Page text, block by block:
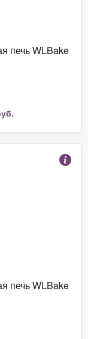
печь WLBake
печь WLBake